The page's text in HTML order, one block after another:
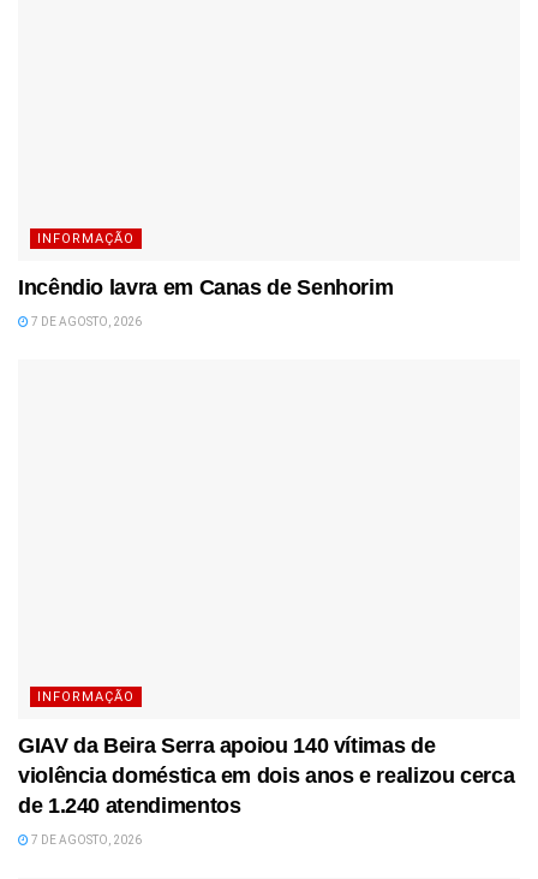
INFORMAÇÃO
Incêndio lavra em Canas de Senhorim
7 DE AGOSTO, 2026
INFORMAÇÃO
GIAV da Beira Serra apoiou 140 vítimas de
violência doméstica em dois anos e realizou cerca
de 1.240 atendimentos
7 DE AGOSTO, 2026